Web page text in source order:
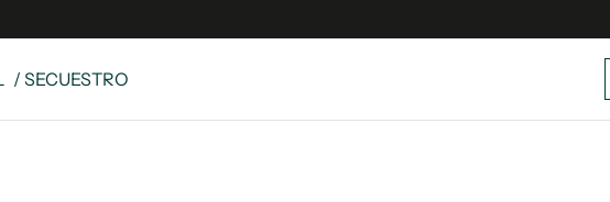
/ SECUESTRO